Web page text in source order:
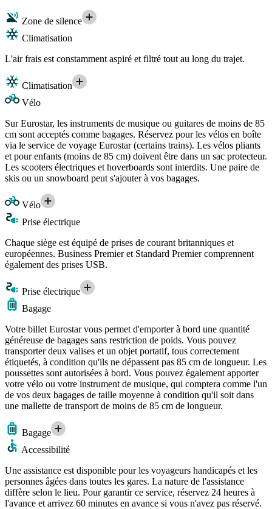
Zone de silence
Climatisation
L'air frais est constamment aspiré et filtré tout au long du trajet.
Climatisation
Vélo
Sur Eurostar, les instruments de musique ou guitares de moins de 85
cm sont acceptés comme bagages. Réservez pour les vélos en boîte
via le service de voyage Eurostar (certains trains). Les vélos pliants
et pour enfants (moins de 85 cm) doivent être dans un sac protecteur.
Les scooters électriques et hoverboards sont interdits. Une paire de
skis ou un snowboard peut s'ajouter à vos bagages.
Vélo
Prise électrique
Chaque siège est équipé de prises de courant britanniques et
européennes. Business Premier et Standard Premier comprennent
également des prises USB.
Prise électrique
Bagage
Votre billet Eurostar vous permet d'emporter à bord une quantité
généreuse de bagages sans restriction de poids. Vous pouvez
transporter deux valises et un objet portatif, tous correctement
étiquetés, à condition qu'ils ne dépassent pas 85 cm de longueur. Les
poussettes sont autorisées à bord. Vous pouvez également apporter
votre vélo ou votre instrument de musique, qui comptera comme l'un
de vos deux bagages de taille moyenne à condition qu'il soit dans
une mallette de transport de moins de 85 cm de longueur.
Bagage
Accessibilité
Une assistance est disponible pour les voyageurs handicapés et les
personnes âgées dans toutes les gares. La nature de l'assistance
diffère selon le lieu. Pour garantir ce service, réservez 24 heures à
l'avance et arrivez 60 minutes en avance si vous n'avez pas réservé.